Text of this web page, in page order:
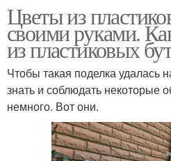
Цветы из
своими руками.
из пластиковых
Чтобы такая поделка удалась
знать и соблюдать некоторые
немного. Вот они.